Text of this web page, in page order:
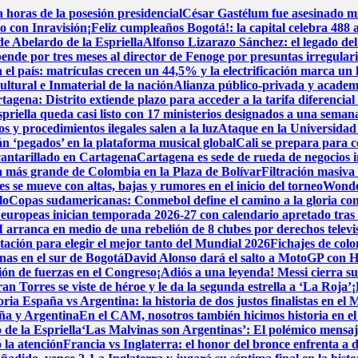
de la posesión presidencialCésar Gastélum fue asesinado
con Inravisión¡Feliz cumpleaños Bogotá!: la capital celebra
Abelardo de la EspriellaAlfonso Lizarazo Sánchez: el legado
por tres meses al director de Fenoge por presuntas
país: matrículas crecen un 44,5% y la electrificación marca
e Inmaterial de la naciónAlianza público-privada y
Distrito extiende plazo para acceder a la tarifa
queda casi listo con 17 ministerios designados a una
y procedimientos ilegales salen a la luzAtaque en la
‘pegados’ en la plataforma musical globalCali se prepara para
en CartagenaCartagena es sede de rueda de
más grande de Colombia en la Plaza de BolívarFiltración masiva
se mueve con altas, bajas y rumores en el inicio del torneo
Copas sudamericanas: Conmebol define el camino a la gloria
inician temporada 2026-27 con calendario apretado
en medio de una rebelión de 8 clubes por derechos
para elegir el mejor tanto del Mundial 2026Fichajes de
en el sur de BogotáDavid Alonso dará el salto a MotoGP con
de fuerzas en el Congreso¡Adiós a una leyenda! Messi cierra
Torres se viste de héroe y le da la segunda estrella a ‘La Roja’
España vs Argentina: la historia de dos justos finalistas en el
y ArgentinaEn el CAM, nosotros también hicimos historia en
de la Espriella‘Las Malvinas son Argentinas’: El polémico
la atenciónFrancia vs Inglaterra: el honor del bronce enfrenta a